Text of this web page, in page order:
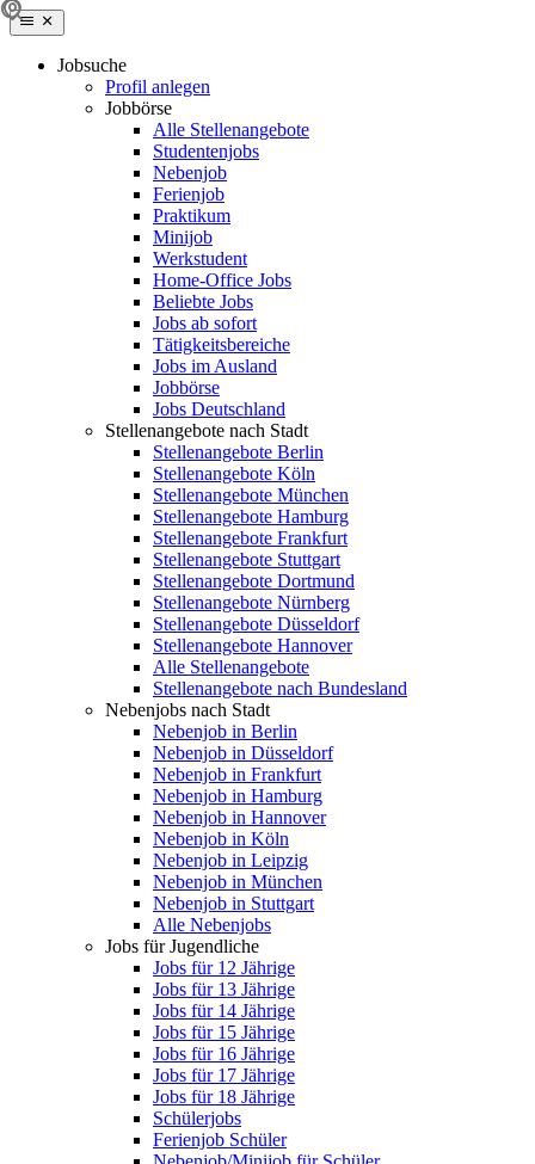
Jobsuche
Profil anlegen
Jobbörse
Alle Stellenangebote
Studentenjobs
Nebenjob
Ferienjob
Praktikum
Minijob
Werkstudent
Home-Office Jobs
Beliebte Jobs
Jobs ab sofort
Tätigkeitsbereiche
Jobs im Ausland
Jobbörse
Jobs Deutschland
Stellenangebote nach Stadt
Stellenangebote Berlin
Stellenangebote Köln
Stellenangebote München
Stellenangebote Hamburg
Stellenangebote Frankfurt
Stellenangebote Stuttgart
Stellenangebote Dortmund
Stellenangebote Nürnberg
Stellenangebote Düsseldorf
Stellenangebote Hannover
Alle Stellenangebote
Stellenangebote nach Bundesland
Nebenjobs nach Stadt
Nebenjob in Berlin
Nebenjob in Düsseldorf
Nebenjob in Frankfurt
Nebenjob in Hamburg
Nebenjob in Hannover
Nebenjob in Köln
Nebenjob in Leipzig
Nebenjob in München
Nebenjob in Stuttgart
Alle Nebenjobs
Jobs für Jugendliche
Jobs für 12 Jährige
Jobs für 13 Jährige
Jobs für 14 Jährige
Jobs für 15 Jährige
Jobs für 16 Jährige
Jobs für 17 Jährige
Jobs für 18 Jährige
Schülerjobs
Ferienjob Schüler